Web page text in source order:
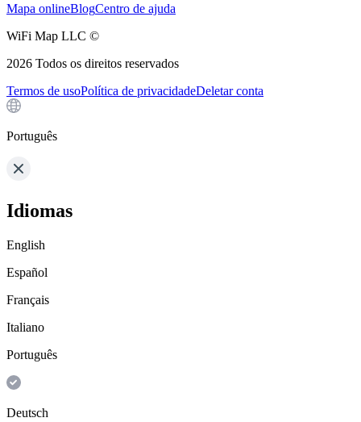
Mapa onlineBlogCentro de ajuda
WiFi Map LLC ©
2026 Todos os direitos reservados
Termos de usoPolítica de privacidadeDeletar conta
Português
Idiomas
English
Español
Français
Italiano
Português
Deutsch